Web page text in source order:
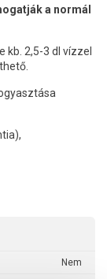
a normál
2,5-3 dl vízzel
Nem